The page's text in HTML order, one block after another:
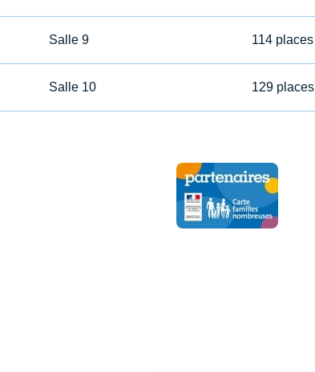
Salle 9 114 places
Salle 10 129 places